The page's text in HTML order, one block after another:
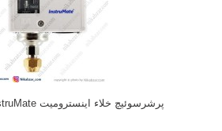
پرشرسوئیچ خلاء اینسترومیت InstruMate مدل SJP101